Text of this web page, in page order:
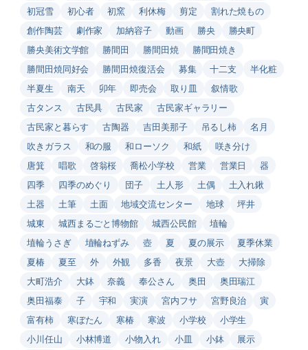
初冠雪
初心者 初窯 利休梅 剪定
割れた焼もの
創作陶芸
劇作家 加納容子 動画 勝央
勝央町
勝央美術文学館
勝間田 勝間田焼
勝間田焼き
勝間田焼同好会
勝間田焼復活会 募集 十二支
半化粧
半夏生
南天 卯年 即売会 取り皿
叙情歌
古タンス
古民具 古民家
古民家ギャラリー
古民家と暮らす
古陶器 吉田美那子 吊るし柿
名月
吹きガラス
和の服 和ローソク 和紙
咲き分け
唐箕
唱歌 啓翁桜 喬松小学校 営業 営業日
器
四季
四季のめぐり 団子 土人形 土偶
土入れ鍬
土器
土筆 土面 地域交流センター 地球
坪井
城東
城西まるごと博物館 城西公民館
埴輪
埴輪うさぎ
埴輪ねずみ 壺 夏 夏の展示
夏季休業
夏椿
夏至 外 外観 多香 夜景 大壺
大掃除
大町浩介
大鉢 奈義 奉公さん 奥田
奥田瑞江
奥田福泰
子 宇和 実演 宮内フサ 宮野良治
寅
富有柿
寒ぼたん 寒椿 寒波 小学校
小学生
小川任山
小林博道 小物入れ 小皿 小鉢
展示